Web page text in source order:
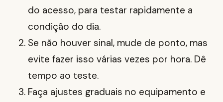
do acesso, para testar rapidamente a
condição do dia.
Se não houver sinal, mude de ponto, mas
evite fazer isso várias vezes por hora. Dê
tempo ao teste.
Faça ajustes graduais no equipamento e